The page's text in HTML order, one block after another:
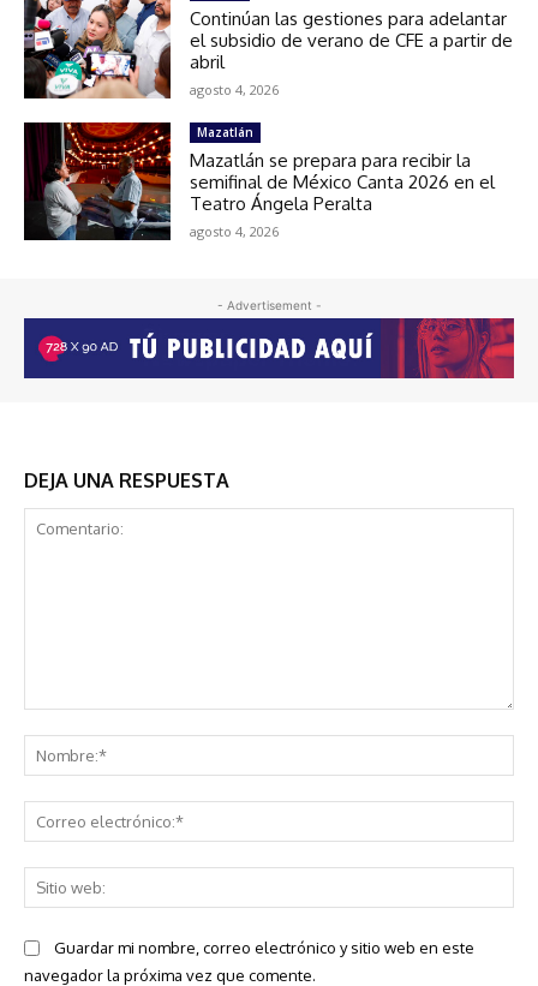
Continúan las gestiones para adelantar
el subsidio de verano de CFE a partir de
abril
agosto 4, 2026
Mazatlán
Mazatlán se prepara para recibir la
semifinal de México Canta 2026 en el
Teatro Ángela Peralta
agosto 4, 2026
- Advertisement -
DEJA UNA RESPUESTA
Guardar mi nombre, correo electrónico y sitio web en este
navegador la próxima vez que comente.